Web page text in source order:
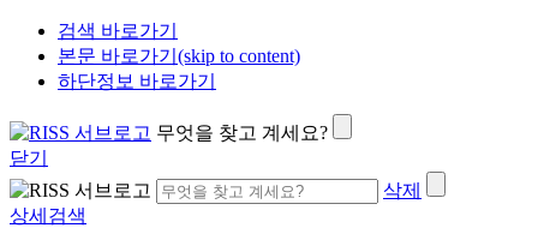
검색 바로가기
본문 바로가기(skip to content)
하단정보 바로가기
무엇을 찾고 계세요?
닫기
삭제
상세검색